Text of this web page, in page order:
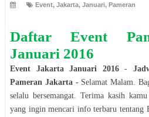
Event, Jakarta, Januari, Pameran
Daftar Event
Januari 2016
Event Jakarta Januari 2016-
Pameran Jakarta - SelamatMalam .
selalu bersemangat. Terima kasih
yang ingin mencari info terbaru tentang